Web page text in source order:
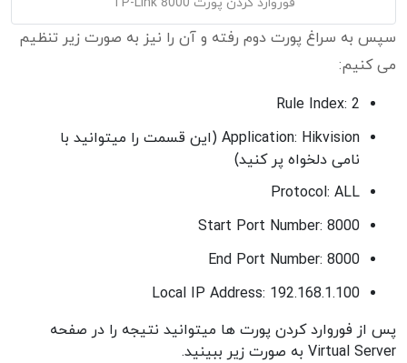
سپس به سراغ پورت دوم رفته و آن را نیز به صورت زیر تنظیم
می کنیم:
Rule Index: 2
Application: Hikvision (این قسمت را میتوانید با
نامی دلخواه پر کنید)
Protocol: ALL
Start Port Number: 8000
End Port Number: 8000
Local IP Address: 192.168.1.100
پس از فوروارد کردن پورت ها میتوانید نتیجه را در صفحه
Virtual Server به صورت زیر ببینید.